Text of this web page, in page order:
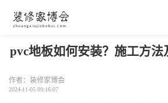
pvc地板如何安装？施工方法
作者：装修家博会
2024-11-05 09:16:07